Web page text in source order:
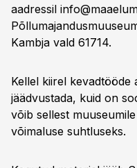
aadressil
Kambja vald 61714.
Kellel kiirel kevadtööde
jäädvustada, kuid on
võib sellest
võimaluse suhtluseks.